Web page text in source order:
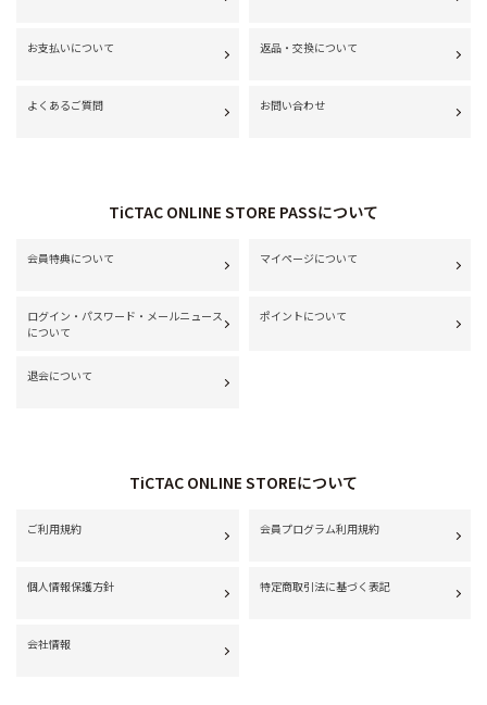
お支払いについて 返品・交換について
よくあるご質問 お問い合わせ
TiCTAC ONLINE STORE PASSについて
会員特典について マイページについて
ログイン・パスワード・メールニュース
について
ポイントについて
退会について
TiCTAC ONLINE STOREについて
ご利用規約 会員プログラム利用規約
個人情報保護方針 特定商取引法に基づく表記
会社情報